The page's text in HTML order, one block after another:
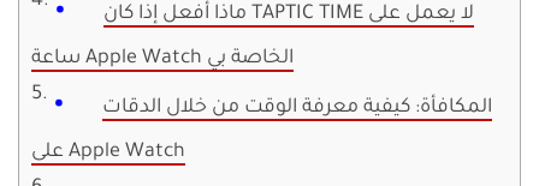
ماذا أفعل إذا كان TAPTIC TIME لا يعمل على
ساعة Apple Watch الخاصة بي
المكافأة: كيفية معرفة الوقت من خلال الدقات
على Apple Watch